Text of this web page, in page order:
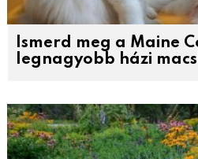
Ismerd meg a Maine
legnagyobb házi